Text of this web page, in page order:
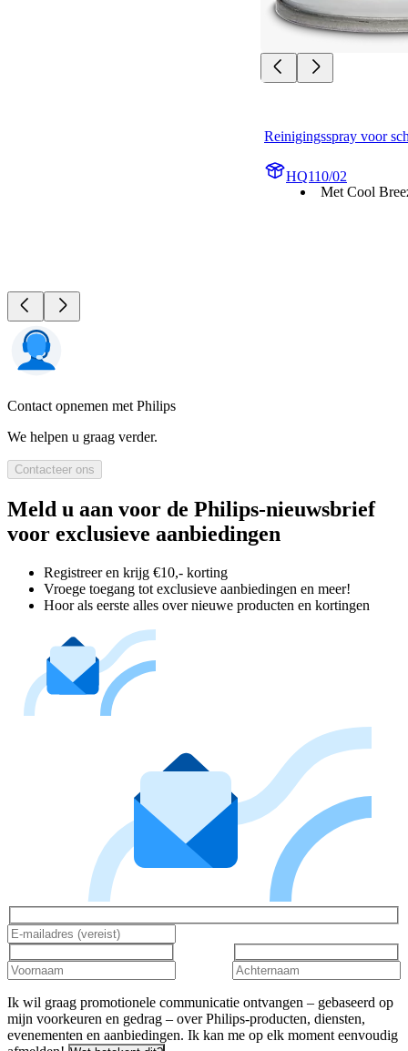
Reinigingsspray voor
HQ110/02
Met Cool
Contact opnemen met Philips
We helpen u graag verder.
Contacteer ons
Meld u aan voor de Philips-nieuwsbrief
voor exclusieve aanbiedingen
Registreer en krijg €10,- korting
Vroege toegang tot exclusieve aanbiedingen en meer!
Hoor als eerste alles over nieuwe producten en kortingen
Ik wil graag promotionele communicatie ontvangen – gebaseerd op
mijn voorkeuren en gedrag – over Philips-producten, diensten,
evenementen en aanbiedingen. Ik kan me op elk moment eenvoudig